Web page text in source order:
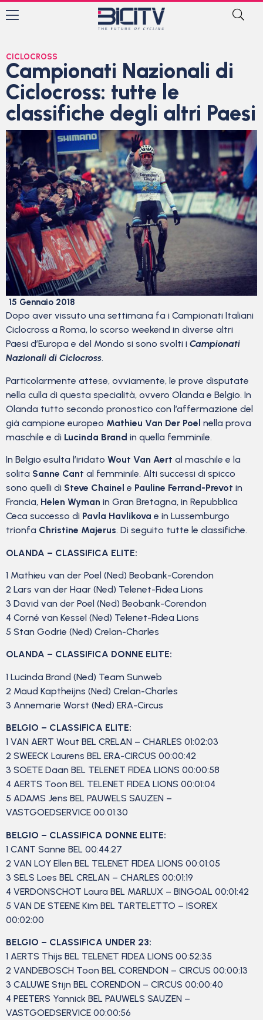
CICLOCROSS
Campionati Nazionali di
Ciclocross: tutte le
classifiche degli altri Paesi
15 Gennaio 2018
Dopo aver vissuto una settimana fa i Campionati Italiani
Ciclocross a Roma, lo scorso weekend in diverse altri
Paesi d’Europa e del Mondo si sono svolti i Campionati
Nazionali di Ciclocross.
Particolarmente attese, ovviamente, le prove disputate
nella culla di questa specialità, ovvero Olanda e Belgio. In
Olanda tutto secondo pronostico con l’affermazione del
già campione europeo Mathieu Van Der Poel nella prova
maschile e di Lucinda Brand in quella femminile.
In Belgio esulta l’iridato Wout Van Aert al maschile e la
solita Sanne Cant al femminile. Alti successi di spicco
sono quelli di Steve Chainel e Pauline Ferrand-Prevot in
Francia, Helen Wyman in Gran Bretagna, in Repubblica
Ceca successo di Pavla Havlikova e in Lussemburgo
trionfa Christine Majerus. Di seguito tutte le classifiche.
OLANDA – CLASSIFICA ELITE:
1 Mathieu van der Poel (Ned) Beobank-Corendon
2 Lars van der Haar (Ned) Telenet-Fidea Lions
3 David van der Poel (Ned) Beobank-Corendon
4 Corné van Kessel (Ned) Telenet-Fidea Lions
5 Stan Godrie (Ned) Crelan-Charles
OLANDA – CLASSIFICA DONNE ELITE:
1 Lucinda Brand (Ned) Team Sunweb
2 Maud Kaptheijns (Ned) Crelan-Charles
3 Annemarie Worst (Ned) ERA-Circus
BELGIO – CLASSIFICA ELITE:
1 VAN AERT Wout BEL CRELAN – CHARLES 01:02:03
2 SWEECK Laurens BEL ERA-CIRCUS 00:00:42
3 SOETE Daan BEL TELENET FIDEA LIONS 00:00:58
4 AERTS Toon BEL TELENET FIDEA LIONS 00:01:04
5 ADAMS Jens BEL PAUWELS SAUZEN –
VASTGOEDSERVICE 00:01:30
BELGIO – CLASSIFICA DONNE ELITE:
1 CANT Sanne BEL 00:44:27
2 VAN LOY Ellen BEL TELENET FIDEA LIONS 00:01:05
3 SELS Loes BEL CRELAN – CHARLES 00:01:19
4 VERDONSCHOT Laura BEL MARLUX – BINGOAL 00:01:42
5 VAN DE STEENE Kim BEL TARTELETTO – ISOREX
00:02:00
BELGIO – CLASSIFICA UNDER 23:
1 AERTS Thijs BEL TELENET FIDEA LIONS 00:52:35
2 VANDEBOSCH Toon BEL CORENDON – CIRCUS 00:00:13
3 CALUWE Stijn BEL CORENDON – CIRCUS 00:00:40
4 PEETERS Yannick BEL PAUWELS SAUZEN –
VASTGOEDSERVICE 00:00:56